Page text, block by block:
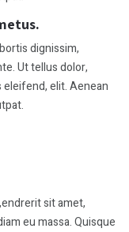
dignissim,
Ut tellus dolor,
elit. Aenean
sit amet,
eu massa. Quisque